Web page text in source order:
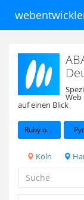
Web
auf einen Blick
Ruby on Rails
Köln